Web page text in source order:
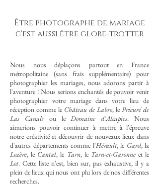
Être photographe de mariage
c'est aussi être globe-trotter
Nous nous déplaçons partout en France
métropolitaine (sans frais supplémentaire) pour
photographier les mariages, nous adorons partir à
l'aventure ! Nous serions enchantés de pouvoir venir
photographier votre mariage dans votre lieu de
réception comme le Château de Labro, le Prieuré de
Las Canalsou leDomaine d'Alcapies. Nous
aimerions pouvoir continuer à mettre à l'épreuve
notre créativité et découvrir de nouveaux lieux dans
d'autres départements comme l'Hérault, le Gard, la
Lozère, le Cantal, le Tarn, le Tarn-et-Garonneet le
Lot. Cette liste n'est, bien sur, pas exhaustive, il y a
plein de lieux qui nous ont plu lors de nos différentes
recherches.